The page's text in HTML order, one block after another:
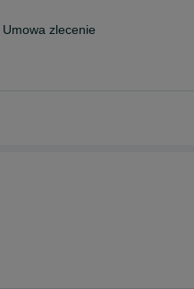
zlecenie